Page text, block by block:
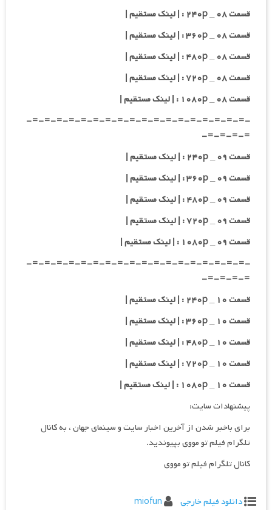
قسمت ۰۸ _ ۲۴۰p : | لینک مستقیم |
قسمت ۰۸ _ ۳۶۰p : | لینک مستقیم |
قسمت ۰۸ _ ۴۸۰p : | لینک مستقیم |
قسمت ۰۸ _ ۷۲۰p : | لینک مستقیم |
قسمت ۰۸ _ ۱۰۸۰p : | لینک مستقیم |
-=-=-=-=-=-=-=-=-=-=-=-=-=-=-=-=-=-=-
=-=-=-=-
قسمت ۰۹ _ ۲۴۰p : | لینک مستقیم |
قسمت ۰۹ _ ۳۶۰p : | لینک مستقیم |
قسمت ۰۹ _ ۴۸۰p : | لینک مستقیم |
قسمت ۰۹ _ ۷۲۰p : | لینک مستقیم |
قسمت ۰۹ _ ۱۰۸۰p : | لینک مستقیم |
-=-=-=-=-=-=-=-=-=-=-=-=-=-=-=-=-=-=-
=-=-=-=-
قسمت ۱۰ _ ۲۴۰p : | لینک مستقیم |
قسمت ۱۰ _ ۳۶۰p : | لینک مستقیم |
قسمت ۱۰ _ ۴۸۰p : | لینک مستقیم |
قسمت ۱۰ _ ۷۲۰p : | لینک مستقیم |
قسمت ۱۰ _ ۱۰۸۰p : | لینک مستقیم |
پیشنهادات سایت:
برای باخبر شدن از آخرین اخبار سایت و سینمای جهان ، به کانال
تلگرام فیلم تو مووی بپیوندید.
کانال تلگرام فیلم تو مووی
دانلود فیلم خارجی
miofun